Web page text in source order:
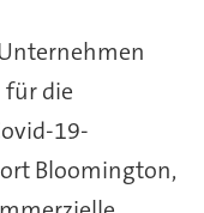
für die
19-
Bloomington,